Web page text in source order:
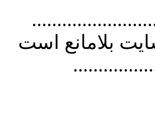
استفاده از
بلامانع است